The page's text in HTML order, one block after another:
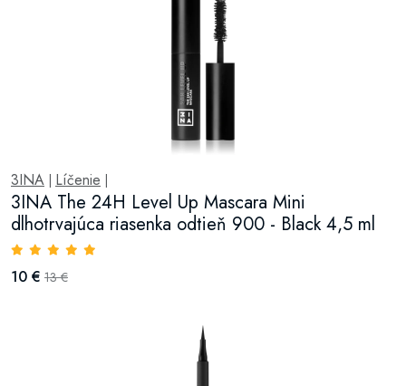
3INA Líčenie
3INA The 24H Level Up Mascara Mini
dlhotrvajúca riasenka odtieň 900 - Black 4,5 ml
10 € 13 €